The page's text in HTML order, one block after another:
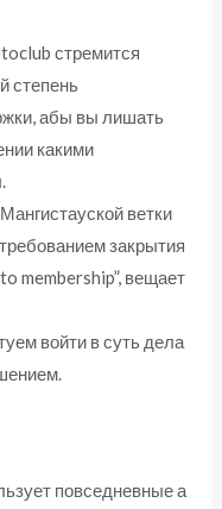
стремится
степень
абы вы лишать
какими
ветки
закрытия
membership”, вещает
войти в суть дела
повседневные а